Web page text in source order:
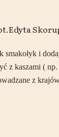
i
z kaszami (
z